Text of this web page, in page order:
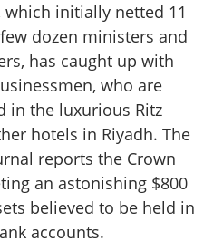
which initially netted 11
dozen ministers and
has caught up with
who are
in the luxurious Ritz
hotels in Riyadh. The
reports the Crown
an astonishing $800
believed to be held in
accounts.